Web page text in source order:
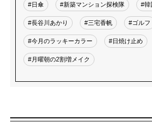
#日傘 #新築マンション探検隊 #韓
#長谷川あかり #三宅香帆 #ゴルフ
#今月のラッキーカラー #日焼け止め
#月曜朝の2割増メイク